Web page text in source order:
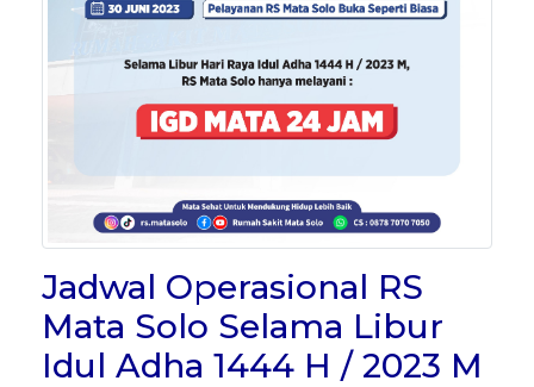
Jadwal Operasional RS
Mata Solo Selama Libur
Idul Adha 1444 H / 2023 M